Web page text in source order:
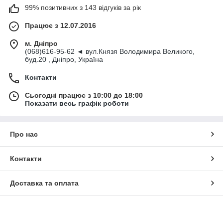
99% позитивних з 143 відгуків за рік
Працює з 12.07.2016
м. Дніпро
(068)616-95-62 ◄ вул.Князя Володимира Великого,
буд.20 , Дніпро, Україна
Контакти
Сьогодні працює з 10:00 до 18:00
Показати весь графік роботи
Про нас
Контакти
Доставка та оплата